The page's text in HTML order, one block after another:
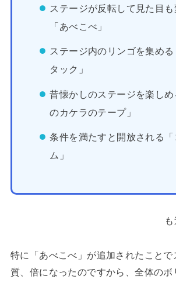
ステージが反転して見た目も
「あべこべ」
ステージ内のリンゴを集め
タック」
昔懐かしのステージを楽しめ
のカケラのテープ」
条件を満たすと開放される
ム」
特に「あべこべ」が追加されたことで
質、倍になったのですから、全体の